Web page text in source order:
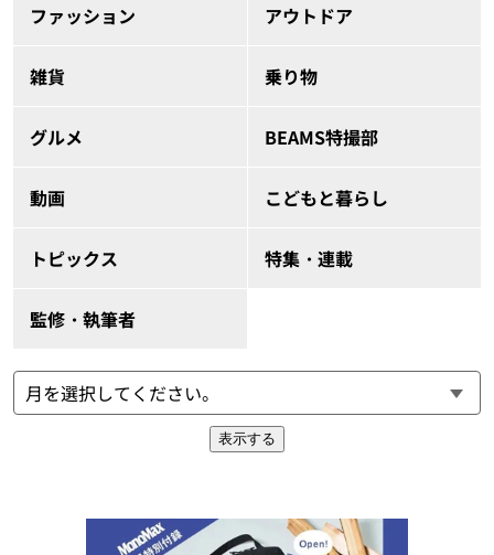
ファッション アウトドア
雑貨 乗り物
グルメ BEAMS特撮部
動画 こどもと暮らし
トピックス 特集・連載
監修・執筆者
表示する